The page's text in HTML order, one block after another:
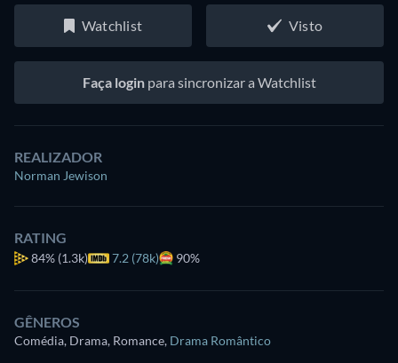
Watchlist Visto
Faça loginpara sincronizar a Watchlist
REALIZADOR
Norman Jewison
RATING
84% (1.3k) 7.2 (78k) 90%
GÊNEROS
Comédia, Drama, Romance, Drama Romântico